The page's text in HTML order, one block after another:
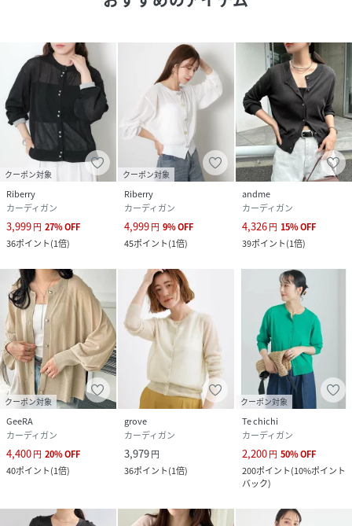
■Material
ほんのり透け感のある薄手のニット素材は、レーヨンをベー
スにしたしなやかで落ち感のある風合い。
ナイロンをブレンドすることで、程よいハリと耐久性をプラ
スし、繊細見えしながらもデイリーに使いやすい仕上がりに
仕上げました。
UVcare：
紫外線を通しにくい素材を使用しております。
COOL：
接触冷感素材を使用しており、涼しくご着用いただ
けます。
MACHINEWASHABLE：ご家庭の洗濯機で洗うことができ
表示のお取り扱いをご確認ください。
▽生地感
透け感：あり●〇〇〇〇なし
生地の厚さ：厚い〇〇〇〇●薄い
裏地：なし
伸縮性：あり
※この商品は非常にデリケートな素材を使用しております。
ご使用の際、アクセサリー等のひっかけに十分ご注意くださ
※商品の梱包には細心の注意を払っていますが、通販の特性
クーポン対象
Riberry
カーディガン
3,999円 27%OFF
36ポイント(1倍)
クーポン対象
Riberry
カーディガン
4,999円 9%OFF
45ポイント(1倍)
andme
カーディガン
4,326円 15%OFF
39ポイント(1倍)
クーポン対象
GeeRA
カーディガン
4,400円 20%OFF
40ポイント(1倍)
grove
カーディガン
3,979円
36ポイント(1倍)
クーポン対象
Te chichi
カーディガン
2,200円 50%OFF
200ポイント(10%ポイント
バック)